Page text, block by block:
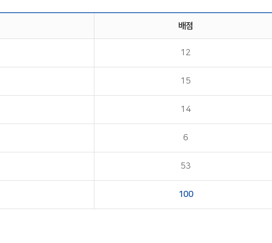
배점
12
15
14
6
53
100